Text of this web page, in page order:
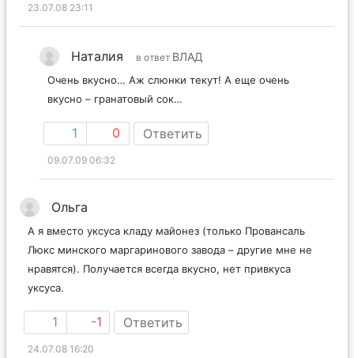
23.07.08 23:11
Наталия в ответ ВЛАД
Очень вкусно… Аж слюнки текут! А еще очень
вкусно – гранатовый сок…
1 0 Ответить
09.07.09 06:32
Ольга
А я вместо уксуса кладу майонез (только Провансаль
Люкс минского маргаринового завода – другие мне не
нравятся). Получается всегда вкусно, нет привкуса
уксуса.
1 -1 Ответить
24.07.08 16:20